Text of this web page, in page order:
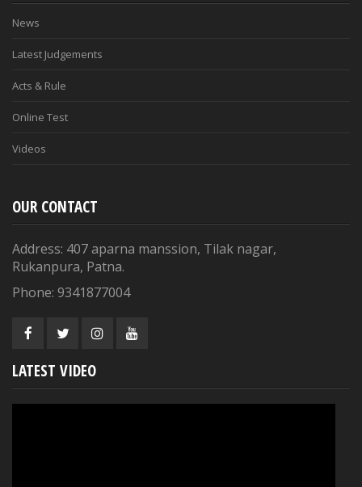
News
Latest Judgements
Acts & Rule
Online Test
Videos
OUR CONTACT
Address: 407 aparna manssion, Tilak nagar,
Rukanpura, Patna.
Phone: 9341877004
LATEST VIDEO